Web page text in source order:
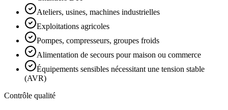
Ateliers, usines, machines industrielles
Exploitations agricoles
Pompes, compresseurs, groupes froids
Alimentation de secours pour maison ou commerce
Équipements sensibles nécessitant une tension stable
(AVR)
Contrôle qualité